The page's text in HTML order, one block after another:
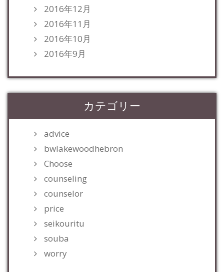
2016年12月
2016年11月
2016年10月
2016年9月
カテゴリー
advice
bwlakewoodhebron
Choose
counseling
counselor
price
seikouritu
souba
worry